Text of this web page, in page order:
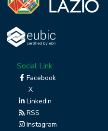
Social Link
Facebook
X
Linkedin
RSS
Instagram